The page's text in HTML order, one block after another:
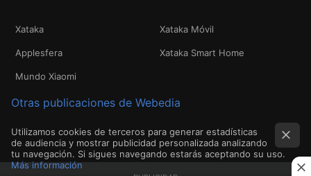
Xataka Xataka Móvil
Applesfera Xataka Smart Home
Mundo Xiaomi
Otras publicaciones de Webedia
Utilizamos cookies de terceros para generar estadísticas
de audiencia y mostrar publicidad personalizada analizando
tu navegación. Si sigues navegando estarás aceptando su uso.
Más información